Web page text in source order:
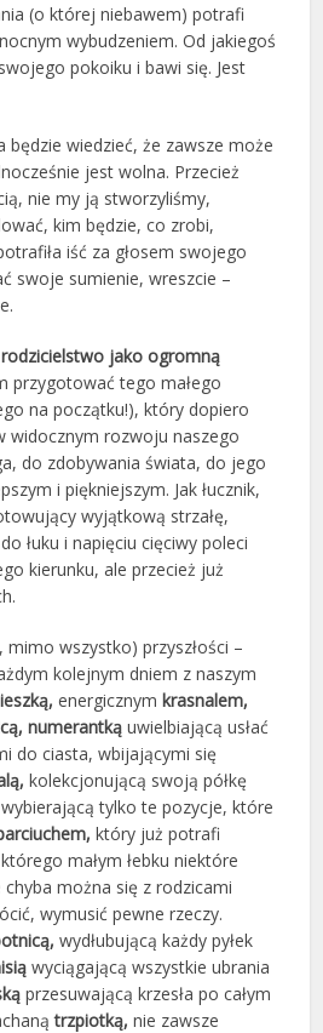
(o której niebawem) potrafi
wybudzeniem. Od jakiegoś
pokoiku i bawi się. Jest
będzie wiedzieć, że zawsze może
jest wolna. Przecież
nie my ją stworzyliśmy,
kim będzie, co zrobi,
iść za głosem swojego
swoje sumienie, wreszcie –
jako ogromną
przygotować tego małego
na początku!), który dopiero
widocznym rozwoju naszego
do zdobywania świata, do jego
i piękniejszym. Jak łucznik,
wyjątkową strzałę,
łuku i napięciu cięciwy poleci
kierunku, ale przecież już
mimo wszystko) przyszłości –
kolejnym dniem z naszym
energicznymkrasnalem,
numerantką uwielbiającą usłać
do ciasta, wbijającymi się
kolekcjonującą swoją półkę
tylko te pozycje, które
który już potrafi
małym łebku niektóre
chyba można się z rodzicami
wymusić pewne rzeczy.
wydłubującą każdy pyłek
wyciągającą wszystkie ubrania
przesuwającą krzesła po całym
trzpiotką, nie zawsze